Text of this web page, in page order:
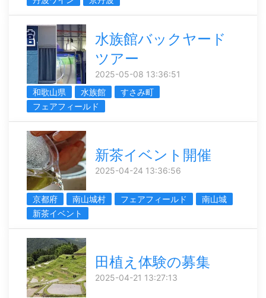
水族館バックヤード
ツアー
2025-05-08 13:36:51
和歌山県
水族館
すさみ町
フェアフィールド
新茶イベント開催
2025-04-24 13:36:56
京都府 南山城村 フェアフィールド
南山城
新茶イベント
田植え体験の募集
2025-04-21 13:27:13